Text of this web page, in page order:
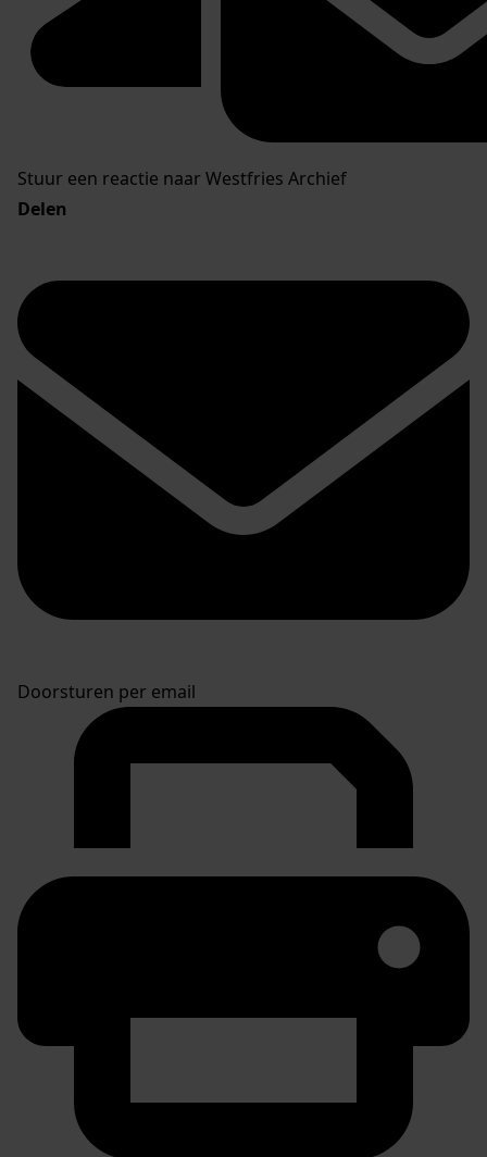
Stuur een reactie naar Westfries Archief
Delen
Doorsturen per email